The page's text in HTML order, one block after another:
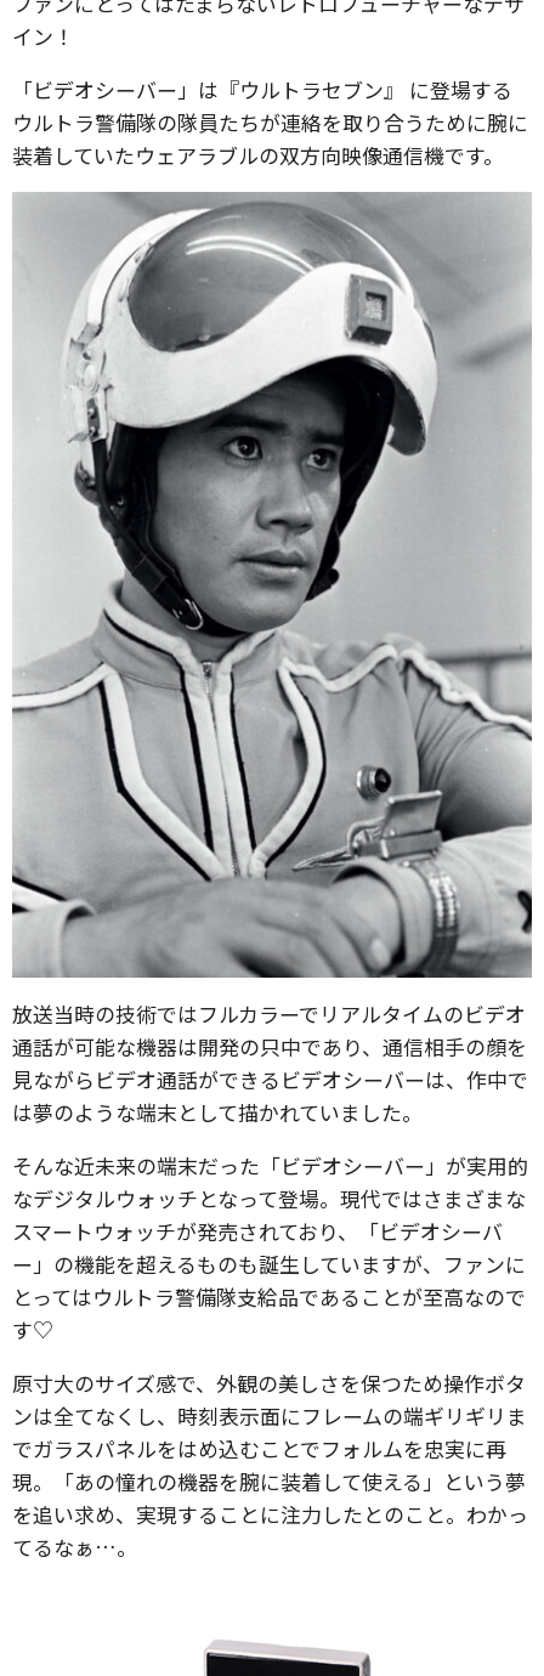
イン！
「ビデオシーバー」は『ウルトラセブン』 に登場する
ウルトラ警備隊の隊員たちが連絡を取り合うために腕に
装着していたウェアラブルの双方向映像通信機です。
放送当時の技術ではフルカラーでリアルタイムのビデオ
通話が可能な機器は開発の只中であり、通信相手の顔を
見ながらビデオ通話ができるビデオシーバーは、作中で
は夢のような端末として描かれていました。
そんな近未来の端末だった「ビデオシーバー」が実用的
なデジタルウォッチとなって登場。現代ではさまざまな
スマートウォッチが発売されており、「ビデオシーバ
ー」の機能を超えるものも誕生していますが、ファンに
とってはウルトラ警備隊支給品であることが至高なので
す♡
原寸大のサイズ感で、外観の美しさを保つため操作ボタ
ンは全てなくし、時刻表示面にフレームの端ギリギリま
でガラスパネルをはめ込むことでフォルムを忠実に再
現。「あの憧れの機器を腕に装着して使える」という夢
を追い求め、実現することに注力したとのこと。わかっ
てるなぁ…。